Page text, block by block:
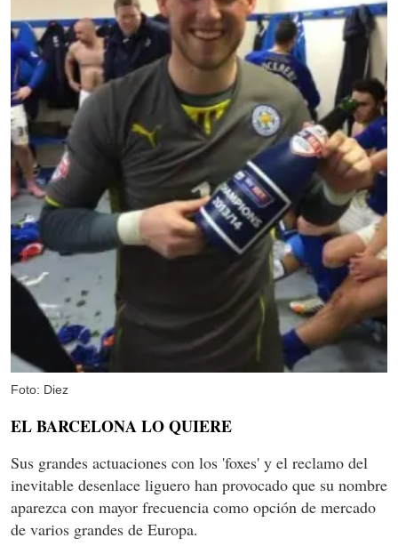
Foto: Diez
EL BARCELONA LO QUIERE
Sus grandes actuaciones con los 'foxes' y el reclamo del
inevitable desenlace liguero han provocado que su nombre
aparezca con mayor frecuencia como opción de mercado
de varios grandes de Europa.